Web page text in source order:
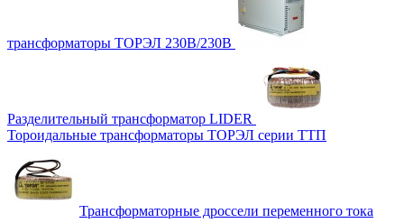
трансформаторы ТОРЭЛ 230В/230В
Разделительный трансформатор LIDER
Тороидальные трансформаторы ТОРЭЛ серии ТТП
Трансформаторные дроссели переменного тока